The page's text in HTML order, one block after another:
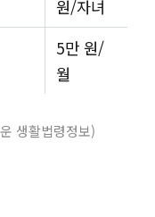
원/자녀
5만 원/
월
생활법령정보